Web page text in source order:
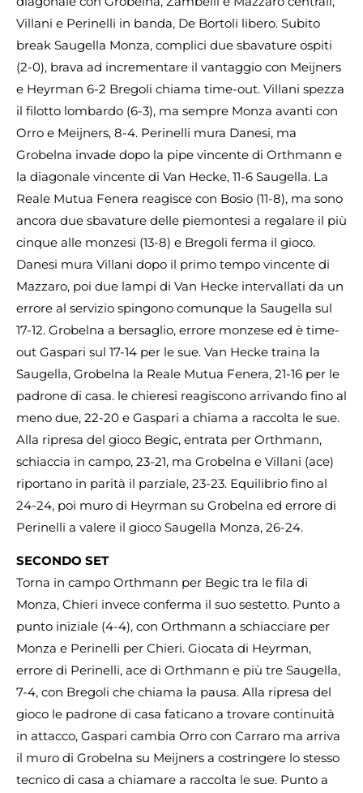
Villani e Perinelli in banda, De Bortoli libero. Subito
break Saugella Monza, complici due sbavature ospiti
(2-0), brava ad incrementare il vantaggio con Meijners
e Heyrman 6-2 Bregoli chiama time-out. Villani spezza
il filotto lombardo (6-3), ma sempre Monza avanti con
Orro e Meijners, 8-4. Perinelli mura Danesi, ma
Grobelna invade dopo la pipe vincente di Orthmann e
la diagonale vincente di Van Hecke, 11-6 Saugella. La
Reale Mutua Fenera reagisce con Bosio (11-8), ma sono
ancora due sbavature delle piemontesi a regalare il più
cinque alle monzesi (13-8) e Bregoli ferma il gioco.
Danesi mura Villani dopo il primo tempo vincente di
Mazzaro, poi due lampi di Van Hecke intervallati da un
errore al servizio spingono comunque la Saugella sul
17-12. Grobelna a bersaglio, errore monzese ed è time-
out Gaspari sul 17-14 per le sue. Van Hecke traina la
Saugella, Grobelna la Reale Mutua Fenera, 21-16 per le
padrone di casa. le chieresi reagiscono arrivando fino al
meno due, 22-20 e Gaspari a chiama a raccolta le sue.
Alla ripresa del gioco Begic, entrata per Orthmann,
schiaccia in campo, 23-21, ma Grobelna e Villani (ace)
riportano in parità il parziale, 23-23. Equilibrio fino al
24-24, poi muro di Heyrman su Grobelna ed errore di
Perinelli a valere il gioco Saugella Monza, 26-24.
SECONDO SET
Torna in campo Orthmann per Begic tra le fila di
Monza, Chieri invece conferma il suo sestetto. Punto a
punto iniziale (4-4), con Orthmann a schiacciare per
Monza e Perinelli per Chieri. Giocata di Heyrman,
errore di Perinelli, ace di Orthmann e più tre Saugella,
7-4, con Bregoli che chiama la pausa. Alla ripresa del
gioco le padrone di casa faticano a trovare continuità
in attacco, Gaspari cambia Orro con Carraro ma arriva
il muro di Grobelna su Meijners a costringere lo stesso
tecnico di casa a chiamare a raccolta le sue. Punto a